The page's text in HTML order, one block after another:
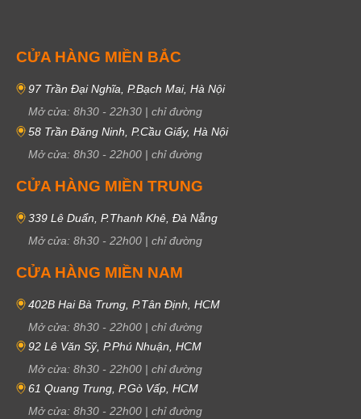
CỬA HÀNG MIỀN BẮC
97 Trần Đại Nghĩa, P.Bạch Mai, Hà Nội
Mở cửa: 8h30 - 22h30 | chỉ đường
58 Trần Đăng Ninh, P.Cầu Giấy, Hà Nội
Mở cửa: 8h30 - 22h00 | chỉ đường
CỬA HÀNG MIỀN TRUNG
339 Lê Duẩn, P.Thanh Khê, Đà Nẵng
Mở cửa: 8h30 - 22h00 | chỉ đường
CỬA HÀNG MIỀN NAM
402B Hai Bà Trưng, P.Tân Định, HCM
Mở cửa: 8h30 - 22h00 | chỉ đường
92 Lê Văn Sỹ, P.Phú Nhuận, HCM
Mở cửa: 8h30 - 22h00 | chỉ đường
61 Quang Trung, P.Gò Vấp, HCM
Mở cửa: 8h30 - 22h00 | chỉ đường